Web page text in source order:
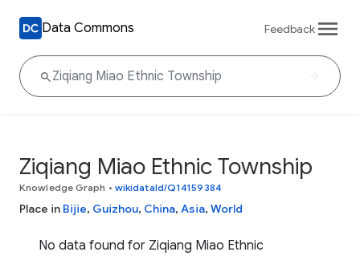
Data Commons Feedback
Ziqiang Miao Ethnic Township
Knowledge Graph • wikidataId/Q14159384
Place in Bijie, Guizhou, China, Asia, World
No data found for Ziqiang Miao Ethnic